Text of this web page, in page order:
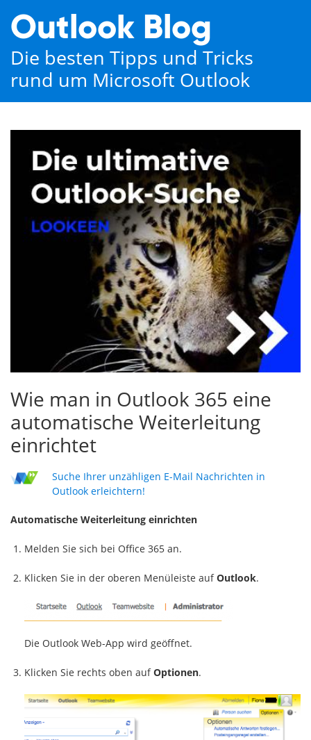
Outlook Blog
Die besten Tipps und Tricks
rund um Microsoft Outlook
Wie man in Outlook 365 eine
automatische Weiterleitung
einrichtet
Suche Ihrer unzähligen E-Mail Nachrichten in
Outlook erleichtern!
Automatische Weiterleitung einrichten
Melden Sie sich bei Office 365 an.
Klicken Sie in der oberen Menüleiste aufOutlook.
Die Outlook Web-App wird geöffnet.
Klicken Sie rechts oben aufOptionen.